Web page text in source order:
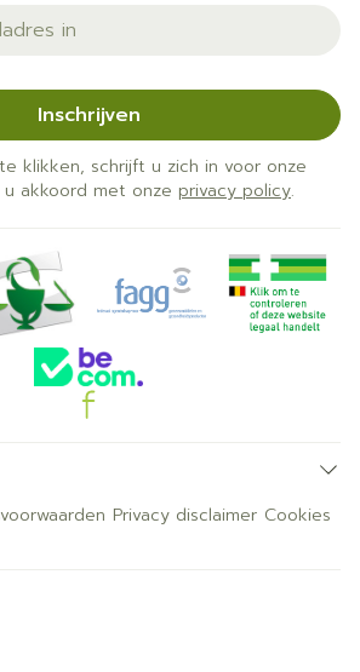
Inschrijven
klikken, schrijft u zich in voor onze
akkoord met onze privacy policy.
Privacy disclaimer Cookies